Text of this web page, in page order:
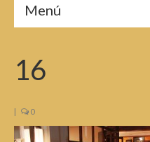
Menú
Menú 2015
Reservas
16
| 0